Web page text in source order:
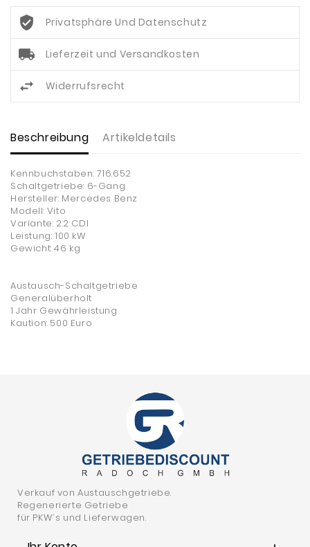
Privatsphäre Und Datenschutz
Lieferzeit und Versandkosten
Widerrufsrecht
Beschreibung Artikeldetails
Kennbuchstaben: 716.652
Schaltgetriebe: 6-Gang
Hersteller: Mercedes Benz
Modell: Vito
Variante: 2.2 CDI
Leistung: 100 kW
Gewicht: 46 kg
Austausch-Schaltgetriebe
Generalüberholt
1 Jahr Gewährleistung
Kaution: 500 Euro
Verkauf von Austauschgetriebe.
Regenerierte Getriebe
für PKW´s und Lieferwagen.